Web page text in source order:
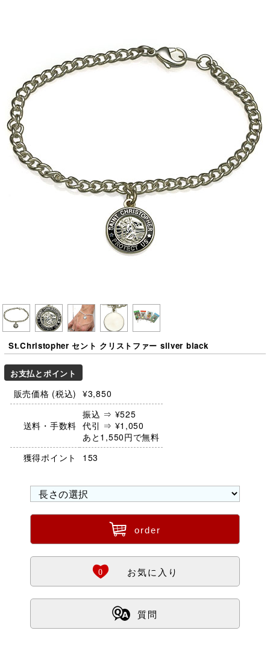
St.Christopher セント クリストファー silver black
お支払とポイント
販売価格 (税込) ¥3,850
送料・手数料
振込 ⇒ ¥525
代引 ⇒ ¥1,050
あと1,550円で無料
獲得ポイント
153
ü order
Ö
0 お気に入り
ß 質問